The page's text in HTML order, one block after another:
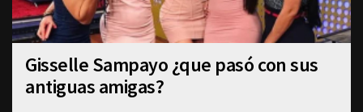
Gisselle Sampayo ¿que pasó con sus
antiguas amigas?